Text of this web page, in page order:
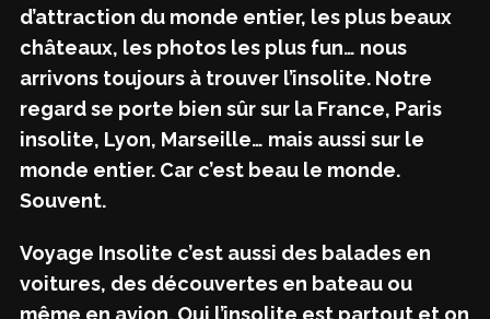
d’attraction du monde entier, les plus beaux
châteaux, les photos les plus fun… nous
arrivons toujours à trouver l’insolite. Notre
regard se porte bien sûr sur la France, Paris
insolite, Lyon, Marseille… mais aussi sur le
monde entier. Car c’est beau le monde.
Souvent.
Voyage Insolite c’est aussi des balades en
voitures, des découvertes en bateau ou
même en avion. Oui l’insolite est partout et on